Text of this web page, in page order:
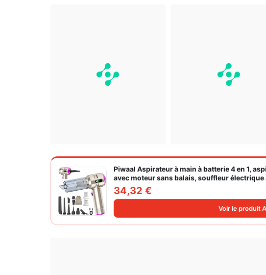
Piwaal Aspirateur à main à batterie 4 en 1,
avec moteur sans balais, souffleur
vitesses pour poils d'animaux
34,32 €
Voir le produit